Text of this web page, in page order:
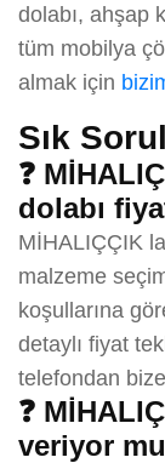
dolabı, ahşap
tüm mobilya
almak için
Sık
❓
dolabı
MİHALIÇÇIK
malzeme
koşullarına
detaylı fiyat
telefondan
❓
veriyor